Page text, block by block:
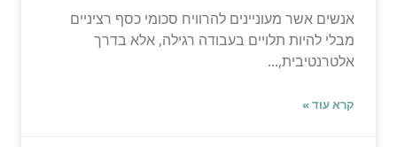
אנשים אשר מעוניינים להרוויח סכומי כסף רציניים
מבלי להיות תלויים בעבודה רגילה, אלא בדרך
אלטרנטיבית,...
קרא עוד »